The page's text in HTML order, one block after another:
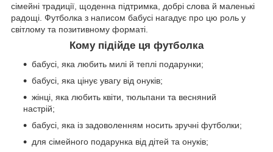
сімейні традиції, щоденна підтримка, добрі слова й маленькі
радощі. Футболка з написом бабусі нагадує про цю роль у
світлому та позитивному форматі.
Кому підійде ця футболка
бабусі, яка любить милі й теплі подарунки;
бабусі, яка цінує увагу від онуків;
жінці, яка любить квіти, тюльпани та весняний
настрій;
бабусі, яка із задоволенням носить зручні футболки;
для сімейного подарунка від дітей та онуків;